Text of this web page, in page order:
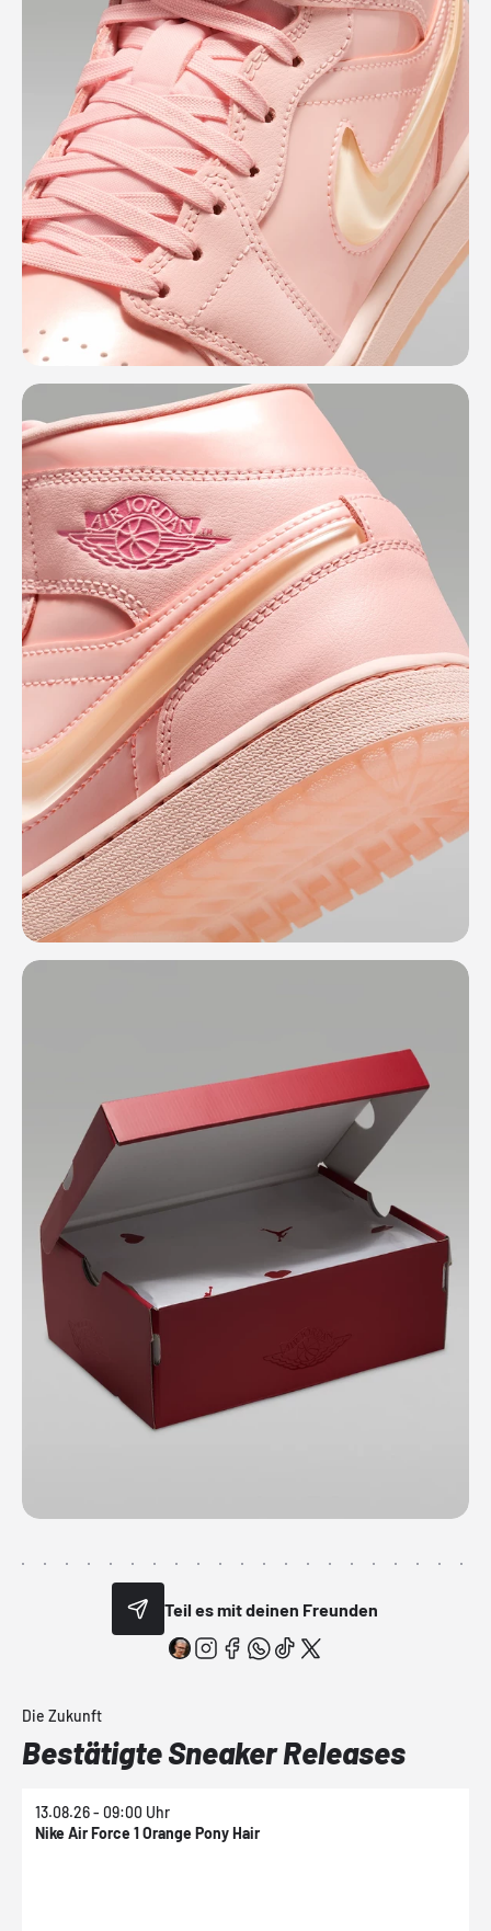
Teil es mit deinen Freunden
Die Zukunft
Bestätigte Sneaker Releases
13.08.26 - 09:00 Uhr
Nike Air Force 1 Orange Pony Hair